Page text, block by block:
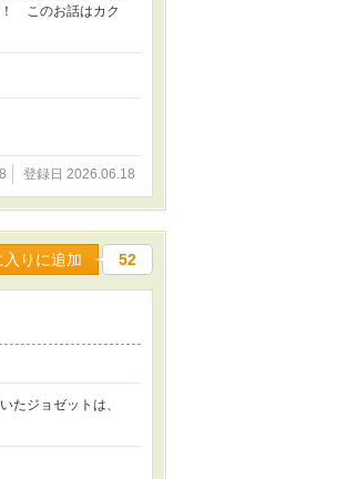
！ このお話はカク
登録日 2026.06.18
入りに追加 52
たジョゼットは、